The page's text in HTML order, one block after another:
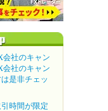
会社のキャン
会社のキャン
是非チェッ
時間が限定